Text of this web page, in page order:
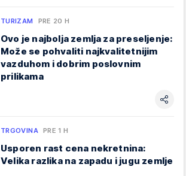
TURIZAM PRE 20 H
Ovo je najbolja zemlja za preseljenje:
Može se pohvaliti najkvalitetnijim
vazduhom i dobrim poslovnim
prilikama
TRGOVINA PRE 1 H
Usporen rast cena nekretnina:
Velika razlika na zapadu i jugu zemlje